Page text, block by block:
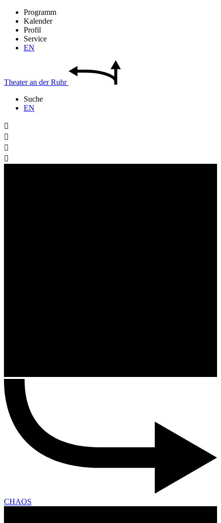
Programm
Kalender
Profil
Service
EN
Theateran derRuhr
Suche
EN




CHAOS